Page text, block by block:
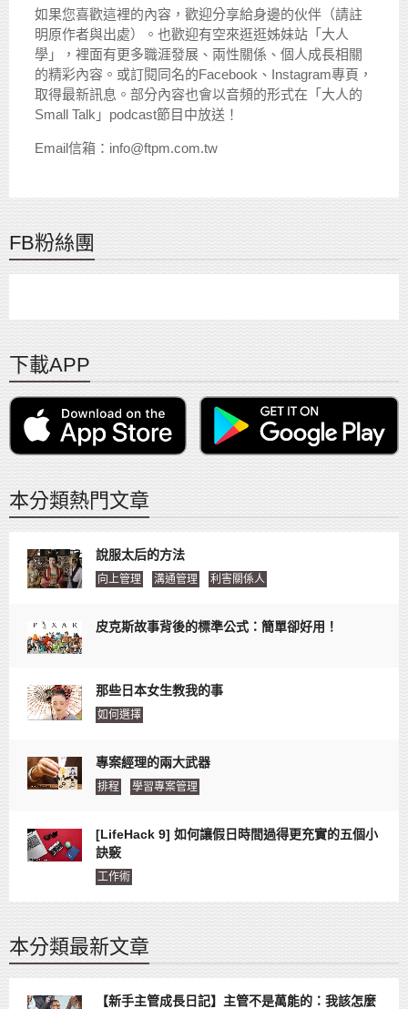
如果您喜歡這裡的內容，歡迎分享給身邊的伙伴（請註
明原作者與出處）。也歡迎有空來逛逛姊妹站「大人
學」，裡面有更多職涯發展、兩性關係、個人成長相關
的精彩內容。或訂閱同名的Facebook、Instagram專頁，
取得最新訊息。部分內容也會以音頻的形式在「大人的
Small Talk」podcast節目中放送！
Email信箱：info@ftpm.com.tw
FB粉絲團
下載APP
本分類熱門文章
說服太后的方法
向上管理 溝通管理 利害關係人
皮克斯故事背後的標準公式：簡單卻好用！
那些日本女生教我的事
如何選擇
專案經理的兩大武器
排程 學習專案管理
[LifeHack 9] 如何讓假日時間過得更充實的五個小
訣竅
工作術
本分類最新文章
【新手主管成長日記】主管不是萬能的：我該怎麼